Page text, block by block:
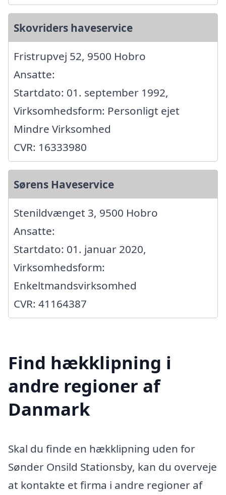
Skovriders haveservice
Fristrupvej 52, 9500 Hobro
Ansatte:
Startdato: 01. september 1992,
Virksomhedsform: Personligt ejet
Mindre Virksomhed
CVR: 16333980
Sørens Haveservice
Stenildvænget 3, 9500 Hobro
Ansatte:
Startdato: 01. januar 2020,
Virksomhedsform:
Enkeltmandsvirksomhed
CVR: 41164387
Find hækklipning i
andre regioner af
Danmark
Skal du finde en hækklipning uden for
Sønder Onsild Stationsby, kan du overveje
at kontakte et firma i andre regioner af